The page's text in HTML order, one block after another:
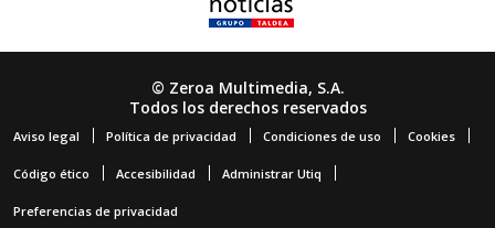
© Zeroa Multimedia, S.A.
Todos los derechos reservados
Aviso legal Política de privacidad Condiciones de uso Cookies
Código ético Accesibilidad Administrar Utiq
Preferencias de privacidad